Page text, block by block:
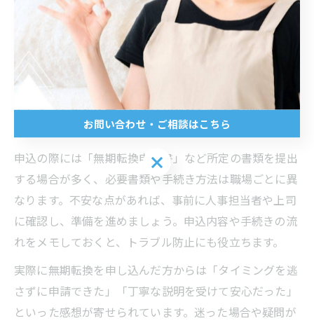
無期転換申込は、通算契約期間が5年を超えた契約の満
了日から行うことができます。申込のタイミングを逃さ
ないためにも、契約更新時期や満了日をしっかり把握し
ておきましょう。松江市の職場でも、申込時期を間違え
てしまうと権利を失うリスクがあるため注意が必要で
申込の際には「無期転換申込書」など所定の書類を提出
する場合が多く、必要書類や手続き方法は職場ごとに異
なります。不安な点があれば、事前に人事担当者や上司
に確認し、準備を進めましょう。申込内容や手続きの流
れをメモしておくと、トラブル防止にも役立ちます。
実際に無期転換を申し込んだ方からは「タイミングを逃
さずに申請できた」「丁寧な説明を受けて安心だった」
といった感想が寄せられています。迷った場合や疑問が
お問い合わせ・ご相談はこちら
お問い合わせ・ご相談はこちら